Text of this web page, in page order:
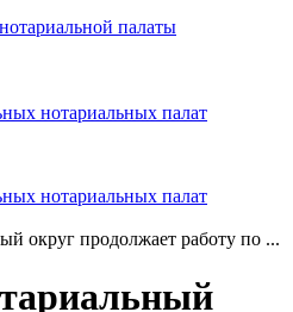
палаты
нотариальных палат
нотариальных палат
округ продолжает работу по ...